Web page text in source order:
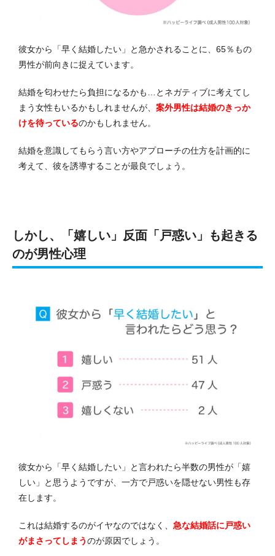
彼女から「早く結婚したい」と急かされることに、65％もの
男性が前向きに捉えています。
結婚を匂わせたら負担になるかも…とネガティブに考えてし
まう女性もいるかもしれませんが、 案外男性は結婚のきっか
けを待っているのかもしれません。
結婚を意識してもらう言い方やアプローチの仕方を計画的に
考えて、彼を誘導することが最良でしょう。
しかし、「嬉しい」反面「戸惑い」も起きる
のが男性心理
彼女から「早く結婚したい」と言われたら半数の男性が「嬉
しい」と思うようですが、一方で戸惑いを隠せない男性も存
在します。
これは結婚するのがイヤなのではなく、 急な結婚話に戸惑い
がまさってしまうのが原因でしょう。